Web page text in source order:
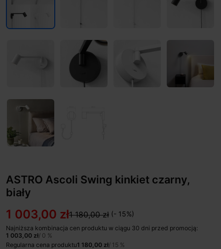
ASTRO Ascoli Swing kinkiet czarny,
biały
1 003,00 zł1 180,00 zł (- 15%)
Najniższa kombinacja cen produktu w ciągu 30 dni przed promocją:
1 003,00 zł/ 0 %
Regularna cena produktu1 180,00 zł/ 15 %